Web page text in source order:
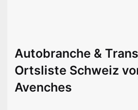
Autobranche &
Ortsliste Schweiz
Avenches